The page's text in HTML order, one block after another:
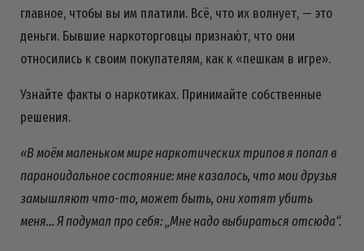
главное, чтобы вы им платили. Всё, что их волнует, — это
деньги. Бывшие наркоторговцы признаю́т, что они
относились к своим покупателям, как к «пешкам в игре».
Узнайте факты о наркотиках. Принимайте собственные
решения.
«В моём маленьком мире наркотических трипов я попал в
параноидальное состояние: мне казалось, что мои друзья
замышляют что-то, может быть, они хотят убить
меня… Я подумал про себя: „Мне надо выбираться отсюда“.